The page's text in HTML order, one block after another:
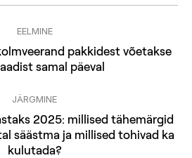
EELMINE
Previous
post:
pakkidest võetakse
samal päeval
JÄRGMINE
Next
post:
2025: millised tähemärgid
säästma ja millised tohivad ka
kulutada?